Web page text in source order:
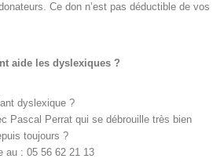
Ce don n’est pas déductible de vos
aide les dyslexiques ?
dyslexique ?
Pascal Perrat qui se débrouille très bien
toujours ?
au : 05 56 62 21 13